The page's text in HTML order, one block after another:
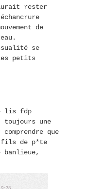
rester
de
se
petits
lis fdp
une
que
fils de p*te
banlieue,